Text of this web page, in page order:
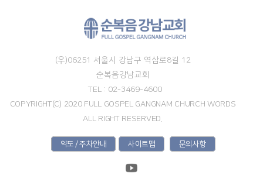
(우)06251 서울시 강남구 역삼로8길 12
순복음강남교회
TEL : 02-3469-4600
COPYRIGHT(C) 2020 FULL GOSPEL GANGNAM CHURCH WORDS
ALL RIGHT RESERVED.
약도 / 주차안내 사이트맵 문의사항